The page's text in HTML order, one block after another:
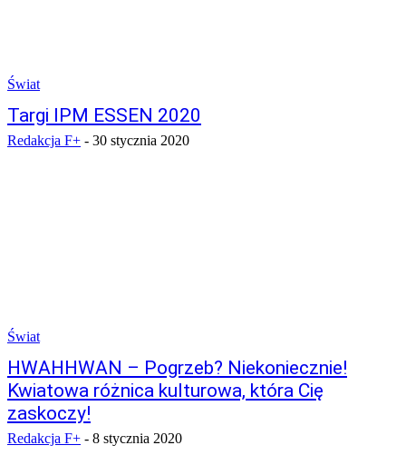
Świat
Targi IPM ESSEN 2020
Redakcja F+ - 30 stycznia 2020
Świat
HWAHHWAN – Pogrzeb? Niekoniecznie!
Kwiatowa różnica kulturowa, która Cię
zaskoczy!
Redakcja F+ - 8 stycznia 2020